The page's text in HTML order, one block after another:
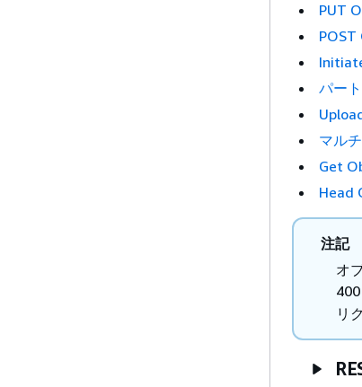
PUT
パー
マル
Get
Head
注記
オ
リ